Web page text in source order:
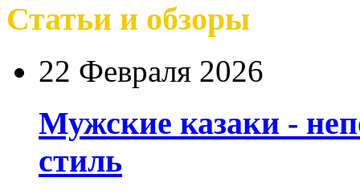
Статьи и обзоры
22 Февраля 2026
Мужские казаки -
стиль